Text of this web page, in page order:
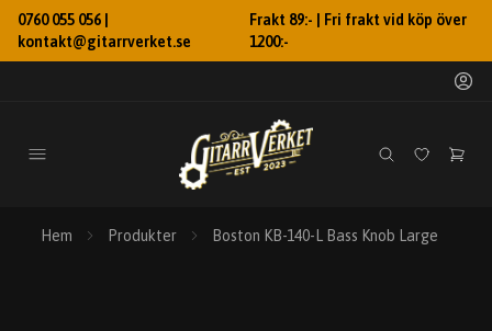
0760 055 056 |
kontakt@gitarrverket.se
Frakt 89:- | Fri frakt vid köp över
1200:-
Hem Produkter Boston KB-140-L Bass Knob Large